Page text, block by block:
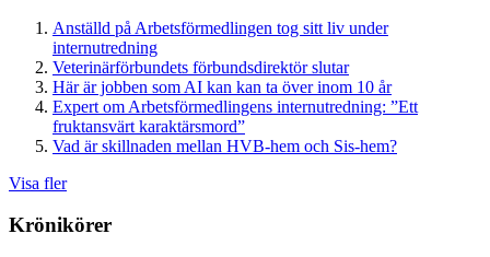
Anställd på Arbetsförmedlingen tog sitt liv under
internutredning
Veterinärförbundets förbundsdirektör slutar
Här är jobben som AI kan kan ta över inom 10 år
Expert om Arbetsförmedlingens internutredning: ”Ett
fruktansvärt karaktärsmord”
Vad är skillnaden mellan HVB-hem och Sis-hem?
Visa fler
Krönikörer